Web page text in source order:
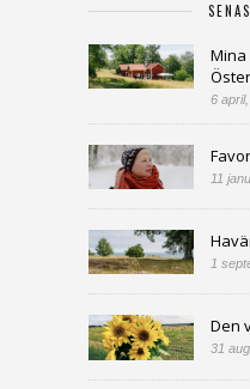
6
11
1
Den
31